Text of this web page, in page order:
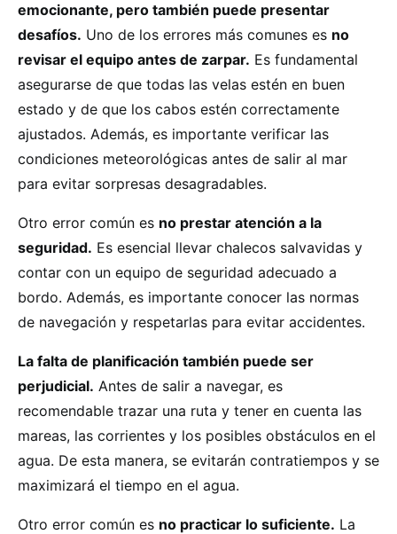
emocionante, pero también puede presentar
desafíos. Uno de los errores más comunes es no
revisar el equipo antes de zarpar. Es fundamental
asegurarse de que todas las velas estén en buen
estado y de que los cabos estén correctamente
ajustados. Además, es importante verificar las
condiciones meteorológicas antes de salir al mar
para evitar sorpresas desagradables.
Otro error común es no prestar atención a la
seguridad. Es esencial llevar chalecos salvavidas y
contar con un equipo de seguridad adecuado a
bordo. Además, es importante conocer las normas
de navegación y respetarlas para evitar accidentes.
La falta de planificación también puede ser
perjudicial. Antes de salir a navegar, es
recomendable trazar una ruta y tener en cuenta las
mareas, las corrientes y los posibles obstáculos en el
agua. De esta manera, se evitarán contratiempos y se
maximizará el tiempo en el agua.
Otro error común es no practicar lo suficiente. La